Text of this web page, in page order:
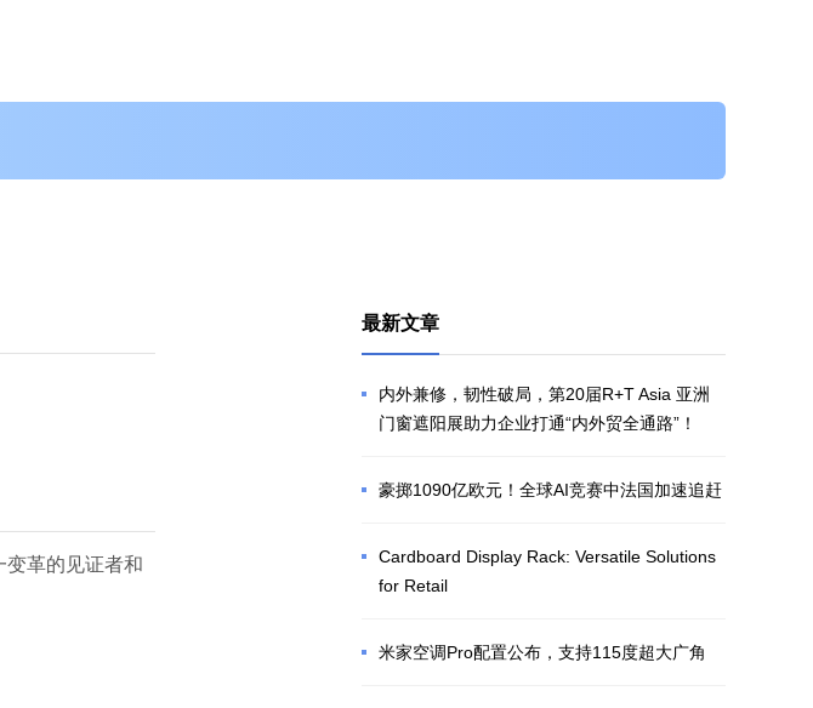
革的见证者和
最新文章
内外兼修，韧性破局，第20届R+T Asia 亚洲
门窗遮阳展助力企业打通“内外贸全通路”！
豪掷1090亿欧元！全球AI竞赛中法国加速追赶
Cardboard Display Rack: Versatile Solutions
for Retail
米家空调Pro配置公布，支持115度超大广角